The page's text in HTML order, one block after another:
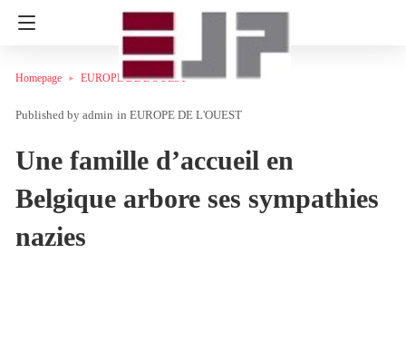
Homepage EUROPE DE L'OUEST
admin in EUROPE DE L'OUEST
Une famille d’accueil en
Belgique arbore ses sympathies
nazies